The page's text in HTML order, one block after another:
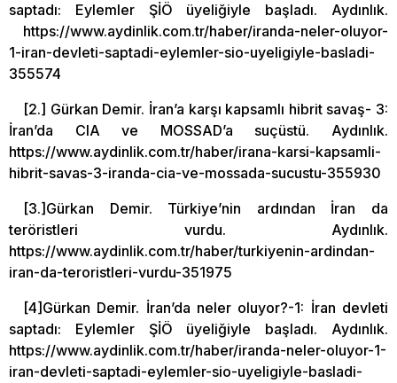
saptadı: Eylemler ŞİÖ üyeliğiyle başladı. Aydınlık.
https://www.aydinlik.com.tr/haber/iranda-neler-oluyor-
1-iran-devleti-saptadi-eylemler-sio-uyeligiyle-basladi-
355574
[2.] Gürkan Demir. İran’a karşı kapsamlı hibrit savaş- 3:
İran’da CIA ve MOSSAD’a suçüstü. Aydınlık.
https://www.aydinlik.com.tr/haber/irana-karsi-kapsamli-
hibrit-savas-3-iranda-cia-ve-mossada-sucustu-355930
[3.]Gürkan Demir. Türkiye’nin ardından İran da
teröristleri vurdu. Aydınlık.
https://www.aydinlik.com.tr/haber/turkiyenin-ardindan-
iran-da-teroristleri-vurdu-351975
[4]Gürkan Demir. İran’da neler oluyor?-1: İran devleti
saptadı: Eylemler ŞİÖ üyeliğiyle başladı. Aydınlık.
https://www.aydinlik.com.tr/haber/iranda-neler-oluyor-1-
iran-devleti-saptadi-eylemler-sio-uyeligiyle-basladi-